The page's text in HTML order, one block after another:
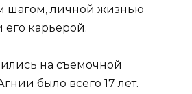
шагом, личной жизнью
его карьерой.
на съемочной
было всего 17 лет.